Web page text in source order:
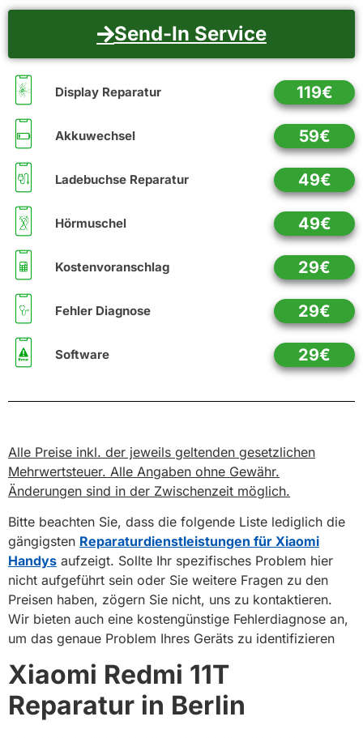
Send-In Service
Display Reparatur 119€
Akkuwechsel 59€
Ladebuchse Reparatur 49€
Hörmuschel 49€
Kostenvoranschlag 29€
Fehler Diagnose 29€
Software 29€
Alle Preise inkl. der jeweils geltenden gesetzlichen
Mehrwertsteuer. Alle Angaben ohne Gewähr.
Änderungen sind in der Zwischenzeit möglich.
Bitte beachten Sie, dass die folgende Liste lediglich die
gängigsten Reparaturdienstleistungen für Xiaomi
Handys aufzeigt. Sollte Ihr spezifisches Problem hier
nicht aufgeführt sein oder Sie weitere Fragen zu den
Preisen haben, zögern Sie nicht, uns zu kontaktieren.
Wir bieten auch eine kostengünstige Fehlerdiagnose an,
um das genaue Problem Ihres Geräts zu identifizieren
Xiaomi Redmi 11T
Reparatur in Berlin